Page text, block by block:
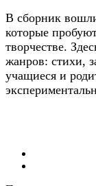
В сборник
которые
творчестве.
жанров: стихи,
учащиеся и